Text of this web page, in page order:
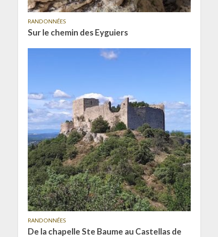
RANDONNÉES
Sur le chemin des Eyguiers
RANDONNÉES
De la chapelle Ste Baume au Castellas de